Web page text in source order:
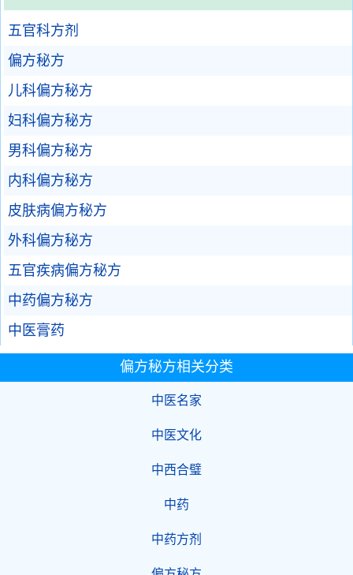
五官科方剂
偏方秘方
儿科偏方秘方
妇科偏方秘方
男科偏方秘方
内科偏方秘方
皮肤病偏方秘方
外科偏方秘方
五官疾病偏方秘方
中药偏方秘方
中医膏药
偏方秘方相关分类
中医名家
中医文化
中西合璧
中药
中药方剂